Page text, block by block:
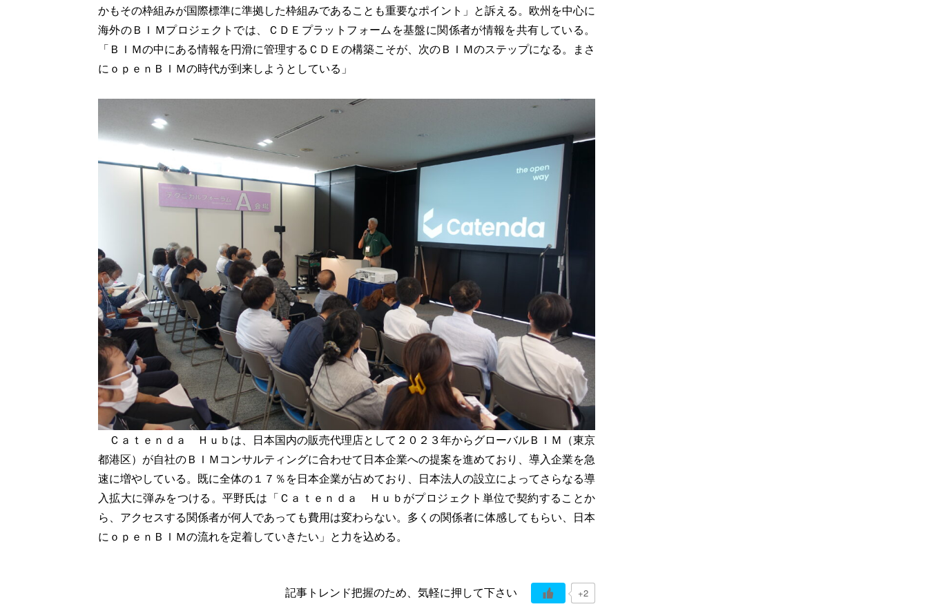
かもその枠組みが国際標準に準拠した枠組みであることも重要なポイント」と訴える。欧州を中心に
海外のＢＩＭプロジェクトでは、ＣＤＥプラットフォームを基盤に関係者が情報を共有している。
「ＢＩＭの中にある情報を円滑に管理するＣＤＥの構築こそが、次のＢＩＭのステップになる。まさ
にｏｐｅｎＢＩＭの時代が到来しようとしている」
Ｃａｔｅｎｄａ Ｈｕｂは、日本国内の販売代理店として２０２３年からグローバルＢＩＭ（東京
都港区）が自社のＢＩＭコンサルティングに合わせて日本企業への提案を進めており、導入企業を急
速に増やしている。既に全体の１７％を日本企業が占めており、日本法人の設立によってさらなる導
入拡大に弾みをつける。平野氏は「Ｃａｔｅｎｄａ Ｈｕｂがプロジェクト単位で契約することか
ら、アクセスする関係者が何人であっても費用は変わらない。多くの関係者に体感してもらい、日本
にｏｐｅｎＢＩＭの流れを定着していきたい」と力を込める。
記事トレンド把握のため、気軽に押して下さい +2